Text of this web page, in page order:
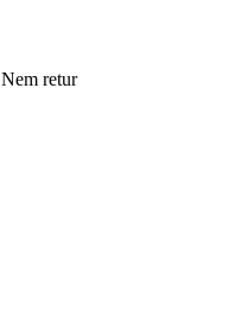
Nem retur